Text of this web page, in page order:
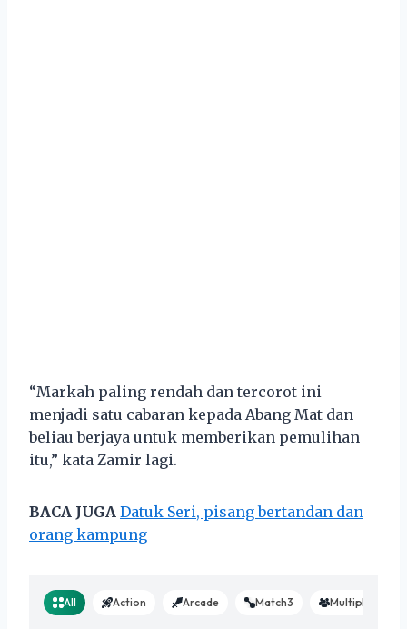
“Markah paling rendah dan tercorot ini
menjadi satu cabaran kepada Abang Mat dan
beliau berjaya untuk memberikan pemulihan
itu,” kata Zamir lagi.
BACA JUGA Datuk Seri, pisang bertandan dan
orang kampung